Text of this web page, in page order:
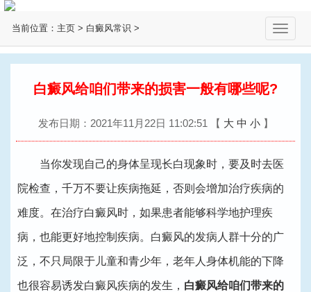
当前位置： 主页 > 白癜风常识 >
切
换
白癜风给咱们带来的损害一般有哪些呢?
发布日期：2021年11月22日 11:02:51 【 大 中 小】
当你发现自己的身体呈现长白现象时，要及时去医
院检查，千万不要让疾病拖延，否则会增加治疗疾病的
难度。在治疗白癜风时，如果患者能够科学地护理疾
病，也能更好地控制疾病。白癜风的发病人群十分的广
泛，不只局限于儿童和青少年，老年人身体机能的下降
也很容易诱发白癜风疾病的发生， 白癜风给咱们带来的